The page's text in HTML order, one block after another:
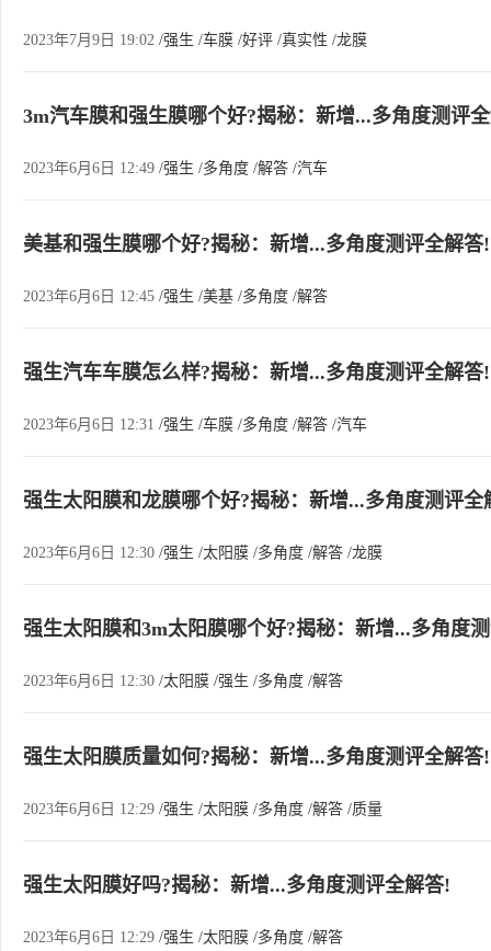
2023年7月9日 19:02 /强生 /车膜 /好评 /真实性 /龙膜
3m汽车膜和强生膜哪个好?揭秘：新增...多角度测评
2023年6月6日 12:49 /强生 /多角度 /解答 /汽车
美基和强生膜哪个好?揭秘：新增...多角度测评全解答!
2023年6月6日 12:45 /强生 /美基 /多角度 /解答
强生汽车车膜怎么样?揭秘：新增...多角度测评全解答!
2023年6月6日 12:31 /强生 /车膜 /多角度 /解答 /汽车
强生太阳膜和龙膜哪个好?揭秘：新增...多角度测评全
2023年6月6日 12:30 /强生 /太阳膜 /多角度 /解答 /龙膜
强生太阳膜和3m太阳膜哪个好?揭秘：新增...多角度
2023年6月6日 12:30 /太阳膜 /强生 /多角度 /解答
强生太阳膜质量如何?揭秘：新增...多角度测评全解答!
2023年6月6日 12:29 /强生 /太阳膜 /多角度 /解答 /质量
强生太阳膜好吗?揭秘：新增...多角度测评全解答!
2023年6月6日 12:29 /强生 /太阳膜 /多角度 /解答